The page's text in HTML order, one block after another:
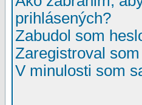
prihlásených?
Zabudol som
Zaregistroval
V minulosti som